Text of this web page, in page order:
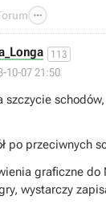

113
10-07 21:50
szczycie
po przeciwnych
graficzne do
wystarczy